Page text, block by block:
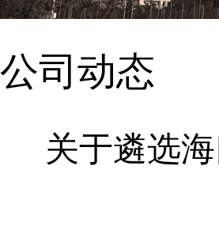
公司动态
关于遴选